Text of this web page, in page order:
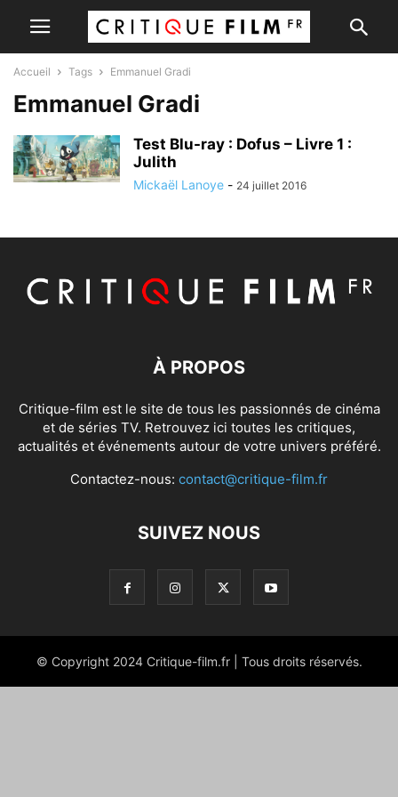
Accueil Tags Emmanuel Gradi
Emmanuel Gradi
Test Blu-ray : Dofus – Livre 1 :
Julith
Mickaël Lanoye - 24 juillet 2016
À PROPOS
Critique-film est le site de tous les passionnés de cinéma
et de séries TV. Retrouvez ici toutes les critiques,
actualités et événements autour de votre univers préféré.
Contactez-nous: contact@critique-film.fr
SUIVEZ NOUS
© Copyright 2024 Critique-film.fr | Tous droits réservés.